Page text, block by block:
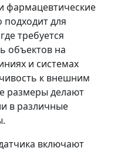
для
требуется
объектов на
и системах
к внешним
размеры делают
в различные
включают